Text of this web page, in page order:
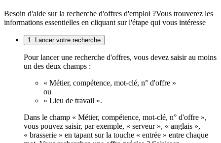
Besoin d'aide sur la recherche d'offres d'emploi ?Vous trouverez les
informations essentielles en cliquant sur l'étape qui vous intéresse
1. Lancer votre recherche
Pour lancer une recherche d'offres, vous devez saisir au moins
un des deux champs :
« Métier, compétence, mot-clé, n° d'offre »
ou
« Lieu de travail ».
Dans le champ « Métier, compétence, mot-clé, n° d'offre »,
vous pouvez saisir, par exemple, « serveur », « anglais »,
« brasserie » en tapant sur la touche « entrée » entre chaque